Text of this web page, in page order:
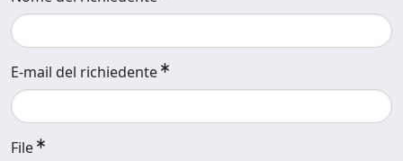
E-mail del richiedente
File